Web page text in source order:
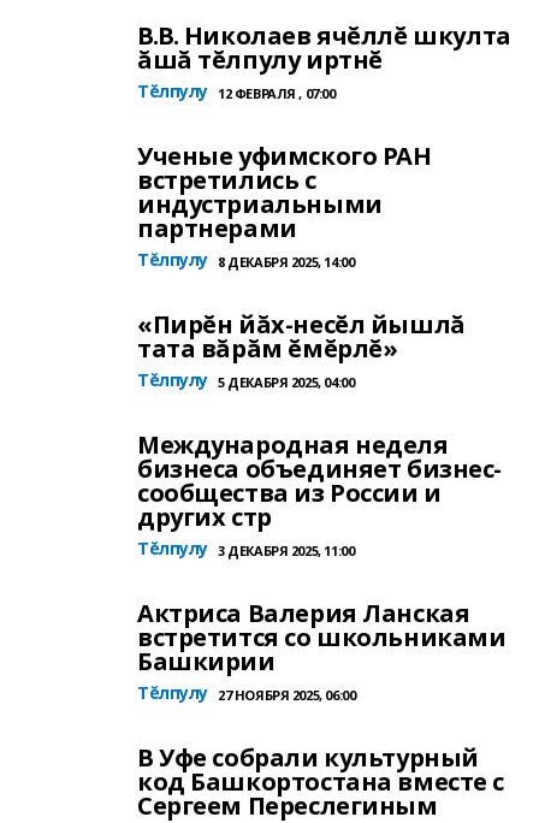
В.В. Николаев ячĕллĕ шкулта
ăшă тĕлпулу иртнĕ
Тĕлпулу 12 ФЕВРАЛЯ , 07:00
Ученые уфимского РАН
встретились с
индустриальными
партнерами
Тĕлпулу 8 ДЕКАБРЯ 2025, 14:00
«Пирĕн йăх-несĕл йышлă
тата вăрăм ĕмĕрлĕ»
Тĕлпулу 5 ДЕКАБРЯ 2025, 04:00
Международная неделя
бизнеса объединяет бизнес-
сообщества из России и
других стр
Тĕлпулу 3 ДЕКАБРЯ 2025, 11:00
Актриса Валерия Ланская
встретится со школьниками
Башкирии
Тĕлпулу 27 НОЯБРЯ 2025, 06:00
В Уфе собрали культурный
код Башкортостана вместе с
Сергеем Переслегиным